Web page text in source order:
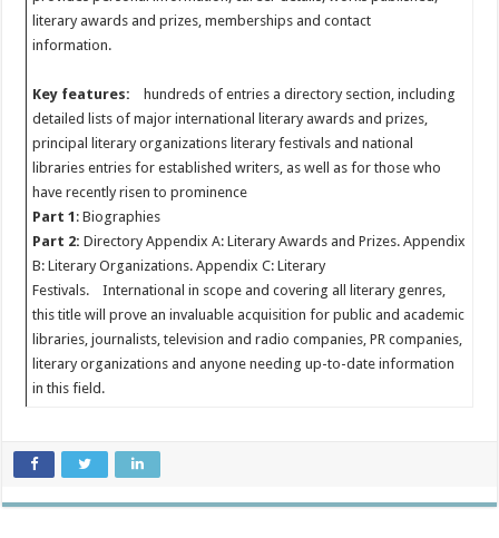
literary awards and prizes, memberships and contact
information.
Key features: hundreds of entries a directory section, including
detailed lists of major international literary awards and prizes,
principal literary organizations literary festivals and national
libraries entries for established writers, as well as for those who
have recently risen to prominence
Part 1 : Biographies
Part 2: Directory Appendix A: Literary Awards and Prizes. Appendix
B: Literary Organizations. Appendix C: Literary
Festivals. International in scope and covering all literary genres,
this title will prove an invaluable acquisition for public and academic
libraries, journalists, television and radio companies, PR companies,
literary organizations and anyone needing up-to-date information
in this field.